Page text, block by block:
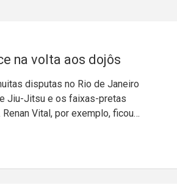
na volta aos dojôs
disputas no Rio de Janeiro
Jiu-Jitsu e os faixas-pretas
Vital, por exemplo, ficou…